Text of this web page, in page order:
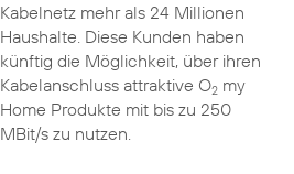
Kabelnetz mehr als 24 Millionen
Haushalte. Diese Kunden haben
künftig die Möglichkeit, über ihren
Kabelanschluss attraktive O2my
Home Produkte mit bis zu 250
MBit/s zu nutzen.